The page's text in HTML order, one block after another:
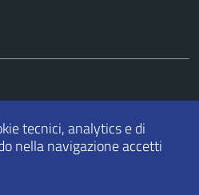
tecnici, analytics e di
nella navigazione accetti